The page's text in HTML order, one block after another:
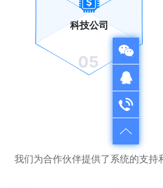
科技公司
05
我们为合作伙伴提供了系统的支